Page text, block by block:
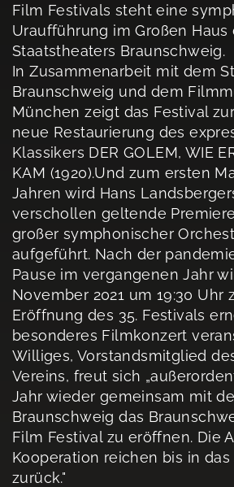
Film Festivals steht eine
Uraufführung im Großen Haus
Staatstheaters Braunschweig.
In Zusammenarbeit mit dem
Braunschweig und dem
München zeigt das Festival
neue Restaurierung des
Klassikers DER GOLEM, WIE
KAM (1920).Und zum ersten
Jahren wird Hans
verschollen geltende
großer symphonischer
aufgeführt. Nach der
Pause im vergangenen Jahr
November 2021 um 19:30 Uhr
Eröffnung des 35. Festivals
besonderes Filmkonzert
Williges, Vorstandsmitglied
Vereins, freut sich
Jahr wieder gemeinsam mit
Braunschweig das
Film Festival zu eröffnen. Die
Kooperation reichen bis in das
zurück."